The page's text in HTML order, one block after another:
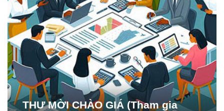
THƯ MỜI CHÀO GIÁ (Tham gia